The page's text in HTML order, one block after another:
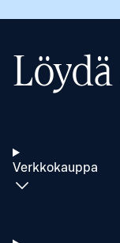
Löydä
Verkkokauppa